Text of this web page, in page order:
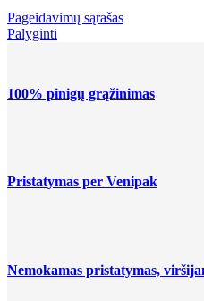
Pageidavimų sąrašas
Palyginti
100% pinigų grąžinimas
Pristatymas per Venipak
Nemokamas pristatymas,